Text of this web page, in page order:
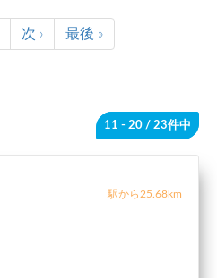
次 › 最後 »
11 - 20 / 23件中
駅から25.68km